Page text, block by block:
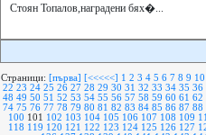
Стоян Топалов,наградени бях�...
Страници: [първа] [<<<<<] 1 2 3 4 5 6 7 8 9 10
22 23 24 25 26 27 28 29 30 31 32 33 34 35 36
48 49 50 51 52 53 54 55 56 57 58 59 60 61 62
74 75 76 77 78 79 80 81 82 83 84 85 86 87 88
100 101 102 103 104 105 106 107 108 109
118 119 120 121 122 123 124 125 126 127